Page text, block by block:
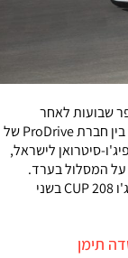
שבועות לאחר
שהושקה אליפות פיג'ו 208 CUP שנערכת בשיתוף בין חברת ProDrive של
סיטרואן לישראל,
המסלול בערד.
למרות שרב כבד עלו על המסלול שבע מכוניות פיג'ו 208 CUP בשני